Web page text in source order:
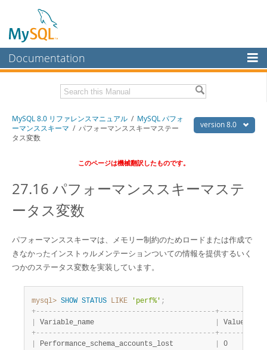
Documentation
MySQL Enterprise
Workbench
InnoDB Cluster
MySQL NDB Cluster
Connectors
More
Downloads
Developer Zone
Download this Manual
PDF (US Ltr)
version 8.0
MySQL 8.0 リファレンスマニュアル / MySQL パフォ
ーマンススキーマ / パフォーマンススキーマステー
タス変数
このページは機械翻訳したものです。
27.16 パフォーマンススキーマステ
ータス変数
パフォーマンススキーマは、メモリー制約のためロードまたは作成で
きなかったインストゥルメンテーションついての情報を提供するいく
つかのステータス変数を実装しています。
mysql> SHOW STATUS LIKE 'perf%' ;
+- - - - - - - - - - - - - - - - - - - - - - - - - - - - - - - - - - - - - - - - - - -+- - - - - -
Variable_name Value
+- - - - - - - - - - - - - - - - - - - - - - - - - - - - - - - - - - - - - - - - - - -+- - - - - -
Performance_schema_accounts_lost 0